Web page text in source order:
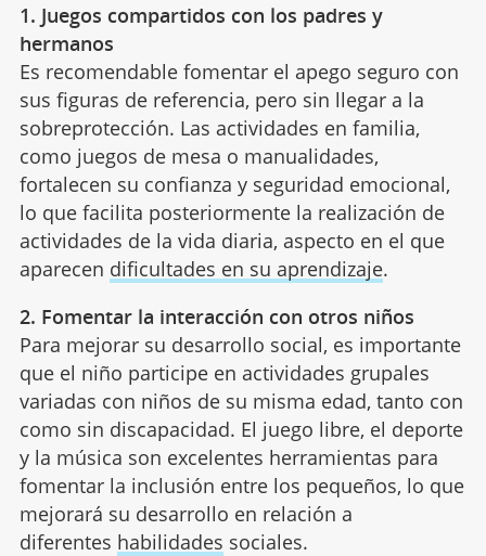
1. Juegos compartidos con los padres y
hermanos
Es recomendable fomentar el apego seguro con
sus figuras de referencia, pero sin llegar a la
sobreprotección. Las actividades en familia,
como juegos de mesa o manualidades,
fortalecen su confianza y seguridad emocional,
lo que facilita posteriormente la realización de
actividades de la vida diaria, aspecto en el que
aparecen dificultades en su aprendizaje.
2. Fomentar la interacción con otros niños
Para mejorar su desarrollo social, es importante
que el niño participe en actividades grupales
variadas con niños de su misma edad, tanto con
como sin discapacidad. El juego libre, el deporte
y la música son excelentes herramientas para
fomentar la inclusión entre los pequeños, lo que
mejorará su desarrollo en relación a
diferentes habilidades sociales.